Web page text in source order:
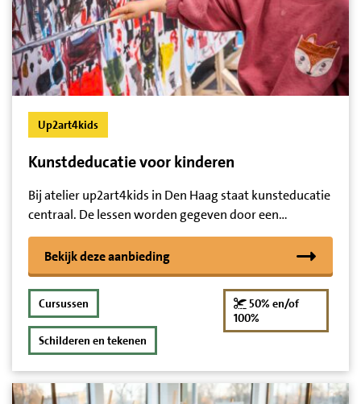
Up2art4kids
Kunstdeducatie voor kinderen
Bij atelier up2art4kids in Den Haag staat kunsteducatie
centraal. De lessen worden gegeven door een…
Bekijk deze aanbieding
Cursussen
Schilderen en tekenen
50% en/of
100%korting